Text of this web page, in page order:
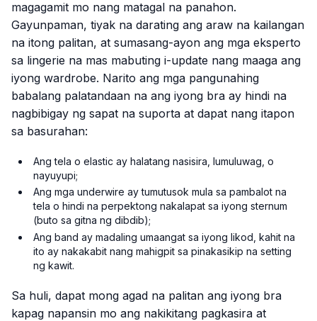
magagamit mo nang matagal na panahon.
Gayunpaman, tiyak na darating ang araw na kailangan
na itong palitan, at sumasang-ayon ang mga eksperto
sa lingerie na mas mabuting i-update nang maaga ang
iyong wardrobe. Narito ang mga pangunahing
babalang palatandaan na ang iyong bra ay hindi na
nagbibigay ng sapat na suporta at dapat nang itapon
sa basurahan:
Ang tela o elastic ay halatang nasisira, lumuluwag, o
nayuyupi;
Ang mga underwire ay tumutusok mula sa pambalot na
tela o hindi na perpektong nakalapat sa iyong sternum
(buto sa gitna ng dibdib);
Ang band ay madaling umaangat sa iyong likod, kahit na
ito ay nakakabit nang mahigpit sa pinakasikip na setting
ng kawit.
Sa huli, dapat mong agad na palitan ang iyong bra
kapag napansin mo ang nakikitang pagkasira at